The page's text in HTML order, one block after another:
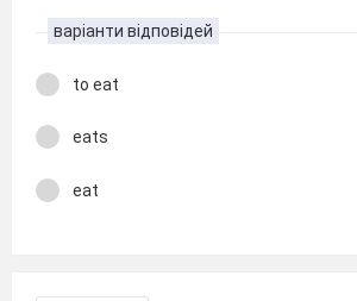
варіанти відповідей
to eat
eats
eat